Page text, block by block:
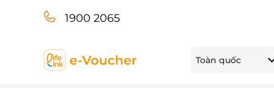
1900 2065
Toàn quốc